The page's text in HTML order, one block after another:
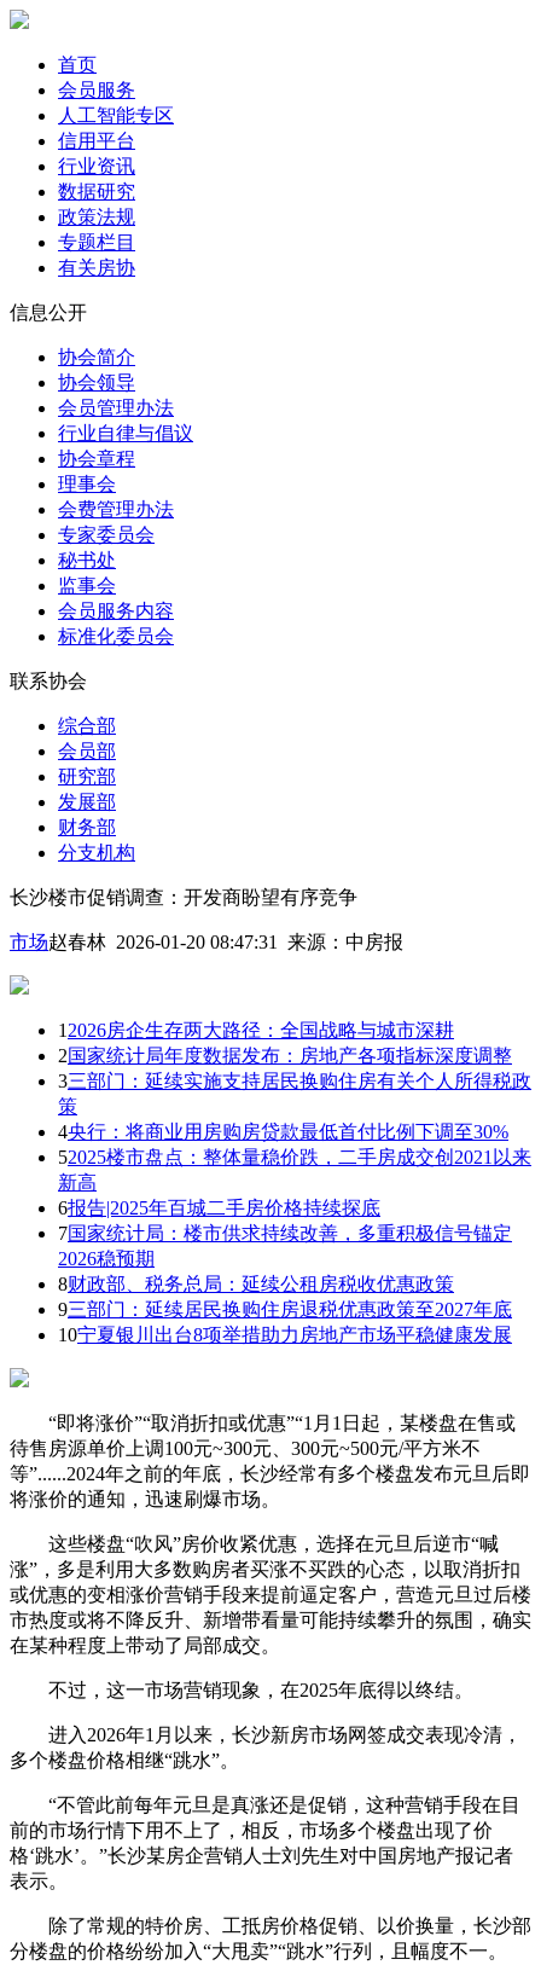
首页
会员服务
人工智能专区
信用平台
行业资讯
数据研究
政策法规
专题栏目
有关房协
信息公开
协会简介
协会领导
会员管理办法
行业自律与倡议
协会章程
理事会
会费管理办法
专家委员会
秘书处
监事会
会员服务内容
标准化委员会
联系协会
综合部
会员部
研究部
发展部
财务部
分支机构
长沙楼市促销调查：开发商盼望有序竞争
市场赵春林 2026-01-20 08:47:31 来源： 中房报
1 2026房企生存两大路径：全国战略与城市深耕
2国家统计局年度数据发布：房地产各项指标深度调整
3三部门：延续实施支持居民换购住房有关个人所得税政
策
4央行：将商业用房购房贷款最低首付比例下调至30%
52025楼市盘点：整体量稳价跌，二手房成交创2021以来
新高
6报告|2025年百城二手房价格持续探底
7国家统计局：楼市供求持续改善，多重积极信号锚定
2026稳预期
8财政部、税务总局：延续公租房税收优惠政策
9三部门：延续居民换购住房退税优惠政策至2027年底
10宁夏银川出台8项举措助力房地产市场平稳健康发展
“即将涨价”“取消折扣或优惠”“1月1日起，某楼盘在售或
待售房源单价上调100元~300元、300元~500元/平方米不
等”......2024年之前的年底，长沙经常有多个楼盘发布元旦后即
将涨价的通知，迅速刷爆市场。
这些楼盘“吹风”房价收紧优惠，选择在元旦后逆市“喊
涨”，多是利用大多数购房者买涨不买跌的心态，以取消折扣
或优惠的变相涨价营销手段来提前逼定客户，营造元旦过后楼
市热度或将不降反升、新增带看量可能持续攀升的氛围，确实
在某种程度上带动了局部成交。
不过，这一市场营销现象，在2025年底得以终结。
进入2026年1月以来，长沙新房市场网签成交表现冷清，
多个楼盘价格相继“跳水”。
“不管此前每年元旦是真涨还是促销，这种营销手段在目
前的市场行情下用不上了，相反，市场多个楼盘出现了价
格‘跳水’。”长沙某房企营销人士刘先生对中国房地产报记者
表示。
除了常规的特价房、工抵房价格促销、以价换量，长沙部
分楼盘的价格纷纷加入“大甩卖”“跳水”行列，且幅度不一。